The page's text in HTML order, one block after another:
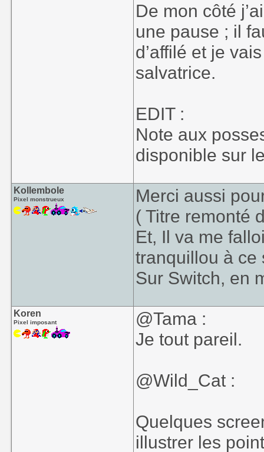
De mon côté
une pause ; il
d’affilé et je
salvatrice.
EDIT :
Note aux
disponible sur
Kollembole
Pixel monstrueux
Merci aussi
( Titre remonté
Et, Il va me
tranquillou à ce
Sur Switch, en
Koren
Pixel imposant
@Tama :
Je tout pareil.
@Wild_Cat :
Quelques
illustrer les